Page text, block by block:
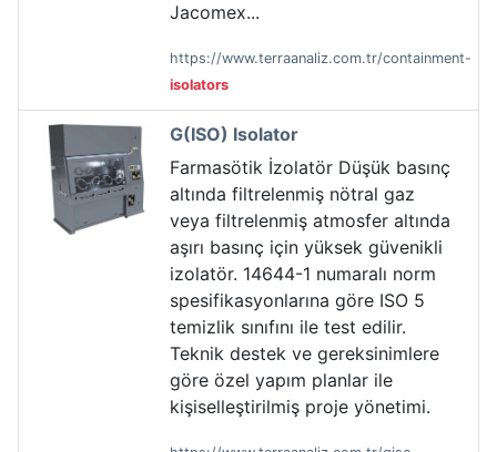
Jacomex...
https://www.terraanaliz.com.tr/containment-
isolators
G(ISO) Isolator
Farmasötik İzolatör Düşük basınç
altında filtrelenmiş nötral gaz
veya filtrelenmiş atmosfer altında
aşırı basınç için yüksek güvenikli
izolatör. 14644-1 numaralı norm
spesifikasyonlarına göre ISO 5
temizlik sınıfını ile test edilir.
Teknik destek ve gereksinimlere
göre özel yapım planlar ile
kişiselleştirilmiş proje yönetimi.